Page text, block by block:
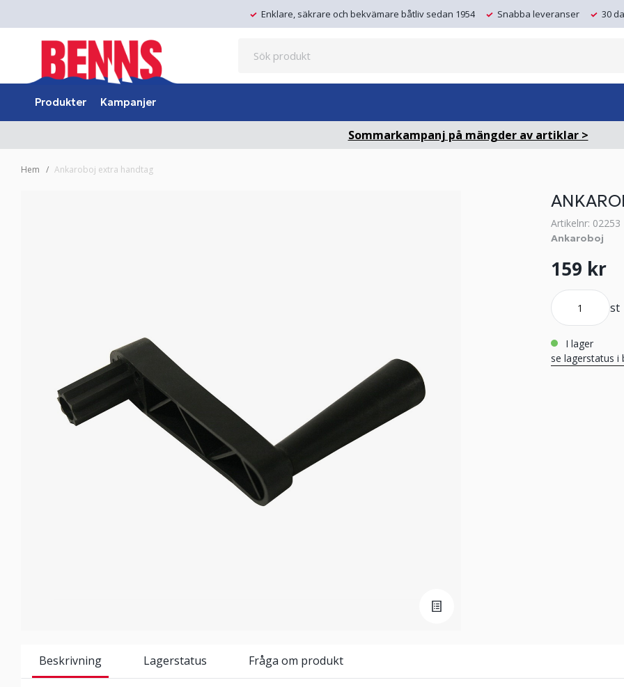
Enklare, säkrare och bekvämare båtliv sedan 1954 Snabba leveranser 30
Produkter Kampanjer
Sommarkampanj på mängder av artiklar >
Hem Ankaroboj extra handtag
Artikelnr: 02253
Ankaroboj
159 kr
st
i lager
se lagerstatus i
Beskrivning Lagerstatus Fråga om produkt